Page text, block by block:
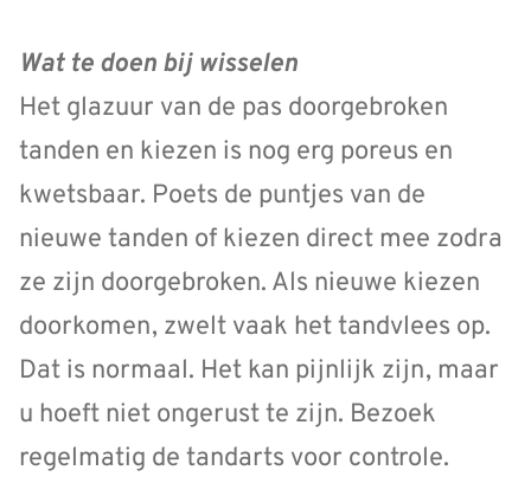
Wat te doen bij wisselen
Het glazuur van de pas doorgebroken
tanden en kiezen is nog erg poreus en
kwetsbaar. Poets de puntjes van de
nieuwe tanden of kiezen direct mee zodra
ze zijn doorgebroken. Als nieuwe kiezen
doorkomen, zwelt vaak het tandvlees op.
Dat is normaal. Het kan pijnlijk zijn, maar
u hoeft niet ongerust te zijn. Bezoek
regelmatig de tandarts voor controle.